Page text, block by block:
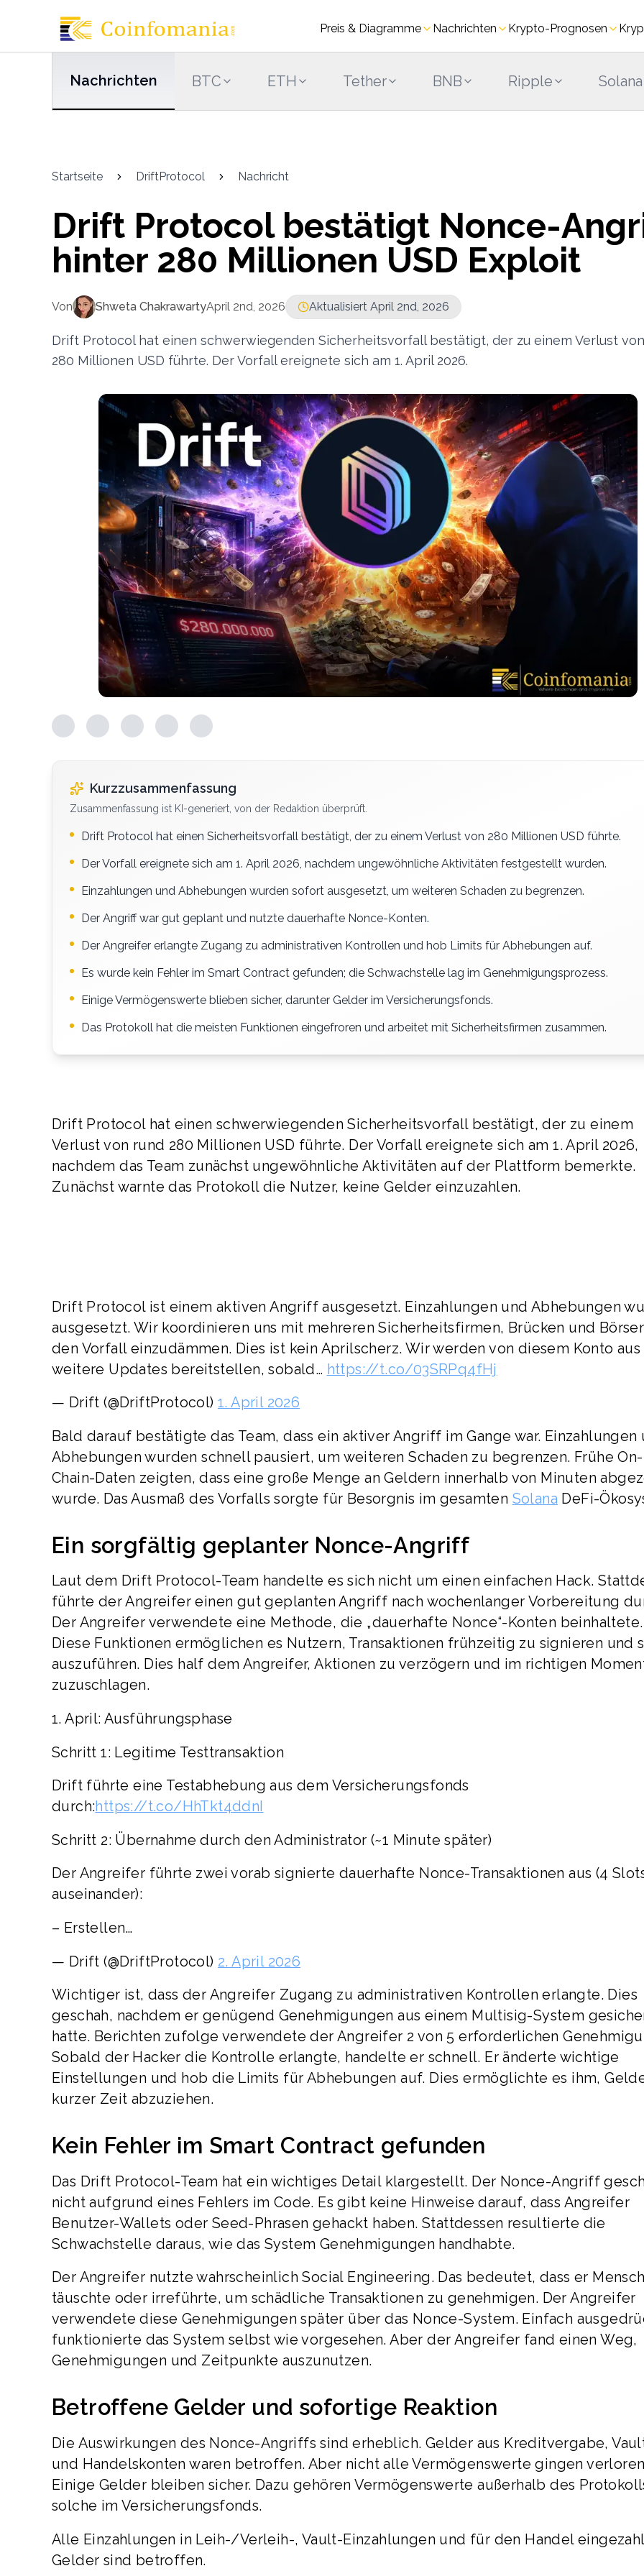
Preis & Diagramme Nachrichten Krypto-Prognosen
Nachrichten BTC ETH Tether BNB Ripple Solana
Startseite DriftProtocol Nachricht
Drift Protocol bestätigt Nonce-
hinter 280 Millionen USD Exploit
Von Shweta ChakrawartyApril 2nd, 2026 Aktualisiert April 2nd, 2026
Drift Protocol hat einen schwerwiegenden Sicherheitsvorfall bestätigt, der zu einem Verlust
280 Millionen USD führte. Der Vorfall ereignete sich am 1. April 2026.
Kurzzusammenfassung
Zusammenfassung ist KI-generiert, von der Redaktion überprüft.
Drift Protocol hat einen Sicherheitsvorfall bestätigt, der zu einem Verlust von 280 Millionen USD führte.
Der Vorfall ereignete sich am 1. April 2026, nachdem ungewöhnliche Aktivitäten festgestellt wurden.
Einzahlungen und Abhebungen wurden sofort ausgesetzt, um weiteren Schaden zu begrenzen.
Der Angriff war gut geplant und nutzte dauerhafte Nonce-Konten.
Der Angreifer erlangte Zugang zu administrativen Kontrollen und hob Limits für Abhebungen auf.
Es wurde kein Fehler im Smart Contract gefunden; die Schwachstelle lag im Genehmigungsprozess.
Einige Vermögenswerte blieben sicher, darunter Gelder im Versicherungsfonds.
Das Protokoll hat die meisten Funktionen eingefroren und arbeitet mit Sicherheitsfirmen zusammen.
Drift Protocol hat einen schwerwiegenden Sicherheitsvorfall bestätigt, der zu einem
Verlust von rund 280 Millionen USD führte. Der Vorfall ereignete sich am 1. April 2026,
nachdem das Team zunächst ungewöhnliche Aktivitäten auf der Plattform bemerkte.
Zunächst warnte das Protokoll die Nutzer, keine Gelder einzuzahlen.
Drift Protocol ist einem aktiven Angriff ausgesetzt. Einzahlungen und Abhebungen
ausgesetzt. Wir koordinieren uns mit mehreren Sicherheitsfirmen, Brücken und
den Vorfall einzudämmen. Dies ist kein Aprilscherz. Wir werden von diesem Konto aus
weitere Updates bereitstellen, sobald… https://t.co/03SRPq4fHj
— Drift (@DriftProtocol) 1. April 2026
Bald darauf bestätigte das Team, dass ein aktiver Angriff im Gange war. Einzahlungen
Abhebungen wurden schnell pausiert, um weiteren Schaden zu begrenzen. Frühe On-
Chain-Daten zeigten, dass eine große Menge an Geldern innerhalb von Minuten
wurde. Das Ausmaß des Vorfalls sorgte für Besorgnis im gesamten Solana DeFi-
Ein sorgfältig geplanter Nonce-Angriff
Laut dem Drift Protocol-Team handelte es sich nicht um einen einfachen Hack.
führte der Angreifer einen gut geplanten Angriff nach wochenlanger Vorbereitung
Der Angreifer verwendete eine Methode, die „dauerhafte Nonce“-Konten beinhaltete.
Diese Funktionen ermöglichen es Nutzern, Transaktionen frühzeitig zu signieren und
auszuführen. Dies half dem Angreifer, Aktionen zu verzögern und im richtigen
zuzuschlagen.
1. April: Ausführungsphase
Schritt 1: Legitime Testtransaktion
Drift führte eine Testabhebung aus dem Versicherungsfonds
durch:https://t.co/HhTkt4ddnI
Schritt 2: Übernahme durch den Administrator (~1 Minute später)
Der Angreifer führte zwei vorab signierte dauerhafte Nonce-Transaktionen aus (4
auseinander):
– Erstellen…
— Drift (@DriftProtocol) 2. April 2026
Wichtiger ist, dass der Angreifer Zugang zu administrativen Kontrollen erlangte. Dies
geschah, nachdem er genügend Genehmigungen aus einem Multisig-System
hatte. Berichten zufolge verwendete der Angreifer 2 von 5 erforderlichen
Sobald der Hacker die Kontrolle erlangte, handelte er schnell. Er änderte wichtige
Einstellungen und hob die Limits für Abhebungen auf. Dies ermöglichte es ihm,
kurzer Zeit abzuziehen.
Kein Fehler im Smart Contract gefunden
Das Drift Protocol-Team hat ein wichtiges Detail klargestellt. Der Nonce-Angriff
nicht aufgrund eines Fehlers im Code. Es gibt keine Hinweise darauf, dass Angreifer
Benutzer-Wallets oder Seed-Phrasen gehackt haben. Stattdessen resultierte die
Schwachstelle daraus, wie das System Genehmigungen handhabte.
Der Angreifer nutzte wahrscheinlich Social Engineering. Das bedeutet, dass er
täuschte oder irreführte, um schädliche Transaktionen zu genehmigen. Der Angreifer
verwendete diese Genehmigungen später über das Nonce-System. Einfach
funktionierte das System selbst wie vorgesehen. Aber der Angreifer fand einen Weg,
Genehmigungen und Zeitpunkte auszunutzen.
Betroffene Gelder und sofortige Reaktion
Die Auswirkungen des Nonce-Angriffs sind erheblich. Gelder aus Kreditvergabe,
und Handelskonten waren betroffen. Aber nicht alle Vermögenswerte gingen
Einige Gelder bleiben sicher. Dazu gehören Vermögenswerte außerhalb des
solche im Versicherungsfonds.
Alle Einzahlungen in Leih-/Verleih-, Vault-Einzahlungen und für den Handel
Gelder sind betroffen.